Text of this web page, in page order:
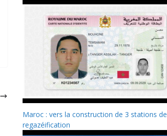
Maroc : vers la construction de 3 stations de
regazéification